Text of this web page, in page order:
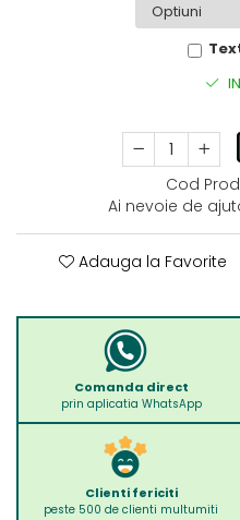
Cod
Ai nevoie de
Adauga la Favorite
Comanda direct
prin aplicatia WhatsApp
Clienti fericiti
peste 500 de clienti multumiti